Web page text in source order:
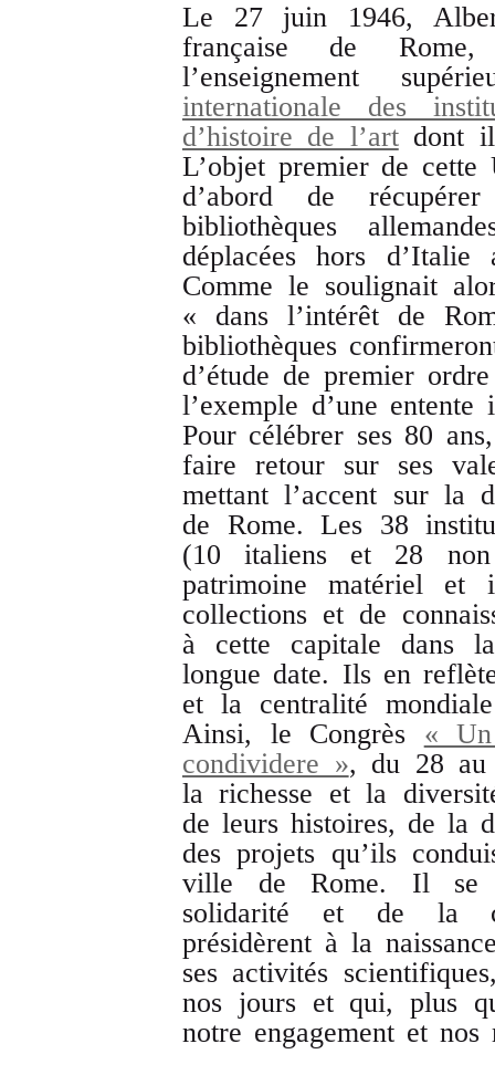
Le 27 juin 1946,
française de
l’enseignement
internationale des
d’histoire de l’artdont il
L’objet premier de
d’abord de
bibliothèques
déplacées hors
Comme le soulignait
« dans l’intérêt de
bibliothèques
d’étude de premier
l’exemple d’une
Pour célébrer ses 80
faire retour sur ses
mettant l’accent sur la
de Rome. Les 38
(10 italiens et 28 non
patrimoine matériel et
collections et de
à cette capitale dans
longue date. Ils en
et la centralité
Ainsi, le Congrès «
condividere », du 28 au
la richesse et la
de leurs histoires, de la
des projets qu’ils
ville de Rome. Il se
solidarité et de la
présidèrent à la
ses activités
nos jours et qui, plus
notre engagement et nos